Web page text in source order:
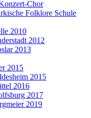
Chor
Folklore Schule
2010
2012
2013
2015
2015
2016
2017
2019